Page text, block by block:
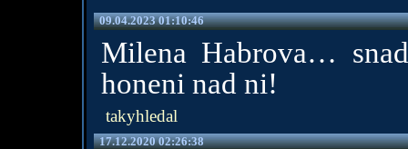
09.04.2023 01:10:46
Milena Habrova…
honeni nad ni!
takyhledal
17.12.2020 02:26:38